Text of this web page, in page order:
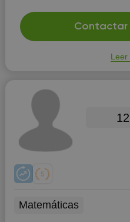
Contactar
Leer
Matemáticas